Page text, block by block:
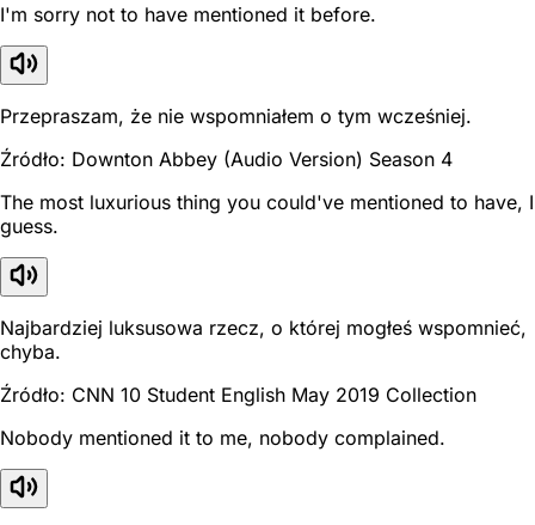
I'm sorry not to have mentioned it before.
Przepraszam, że nie wspomniałem o tym wcześniej.
Źródło: Downton Abbey (Audio Version) Season 4
The most luxurious thing you could've mentioned to have, I
guess.
Najbardziej luksusowa rzecz, o której mogłeś wspomnieć,
chyba.
Źródło: CNN 10 Student English May 2019 Collection
Nobody mentioned it to me, nobody complained.